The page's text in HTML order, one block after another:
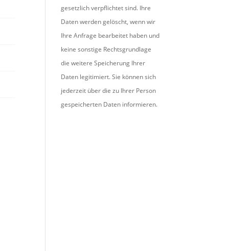
gesetzlich verpflichtet sind. Ihre
Daten werden gelöscht, wenn wir
Ihre Anfrage bearbeitet haben und
keine sonstige Rechtsgrundlage
die weitere Speicherung Ihrer
Daten legitimiert. Sie können sich
jederzeit über die zu Ihrer Person
gespeicherten Daten informieren.